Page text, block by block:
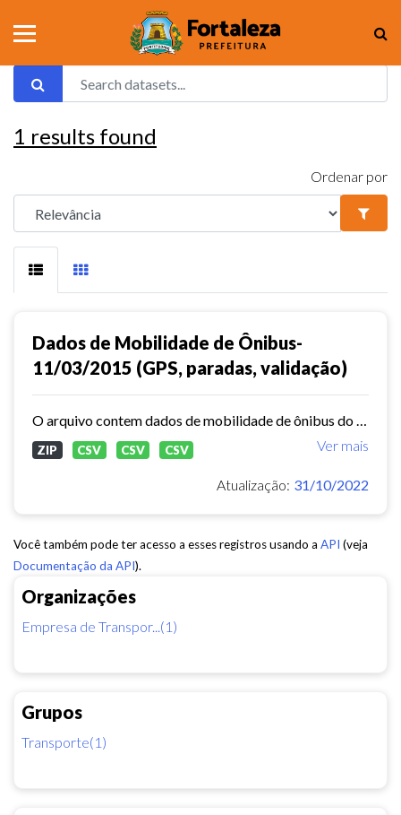
Organizações
Empresa de Transpor...(1)
Grupos
Transporte(1)
1 results found
Ordenar por
Dados de Mobilidade de Ônibus-
11/03/2015 (GPS, paradas, validação)
Ver mais
ZIP CSV CSV CSV
Atualização: 31/10/2022
Você também pode ter acesso a esses registros usando a API (veja
Documentação da API).